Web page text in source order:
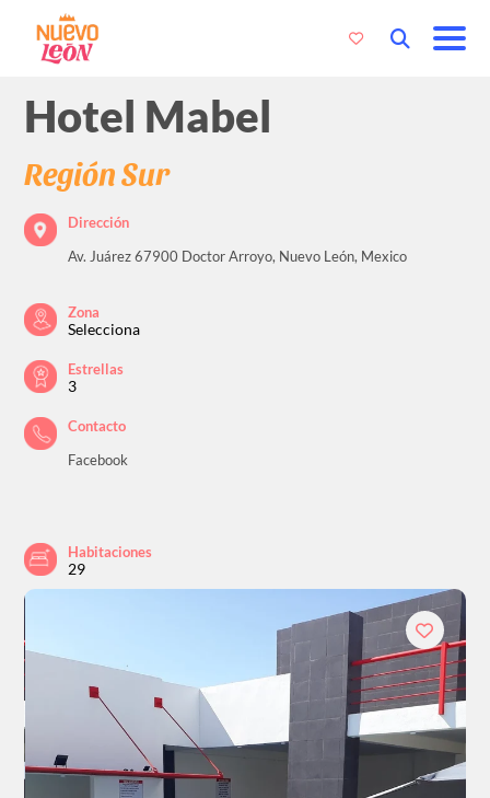
Hotel Mabel
Región Sur
Dirección
Av. Juárez 67900 Doctor Arroyo, Nuevo León, Mexico
Zona
Selecciona
Estrellas
3
Contacto
Facebook
Habitaciones
29